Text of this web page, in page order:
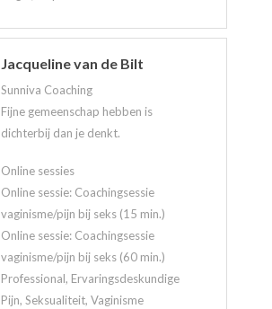
Jacqueline van de Bilt
Sunniva Coaching
Fijne gemeenschap hebben is
dichterbij dan je denkt.
Online sessies
Online sessie: Coachingsessie
vaginisme/pijn bij seks (15 min.)
Online sessie: Coachingsessie
vaginisme/pijn bij seks (60 min.)
Professional, Ervaringsdeskundige
Pijn, Seksualiteit, Vaginisme